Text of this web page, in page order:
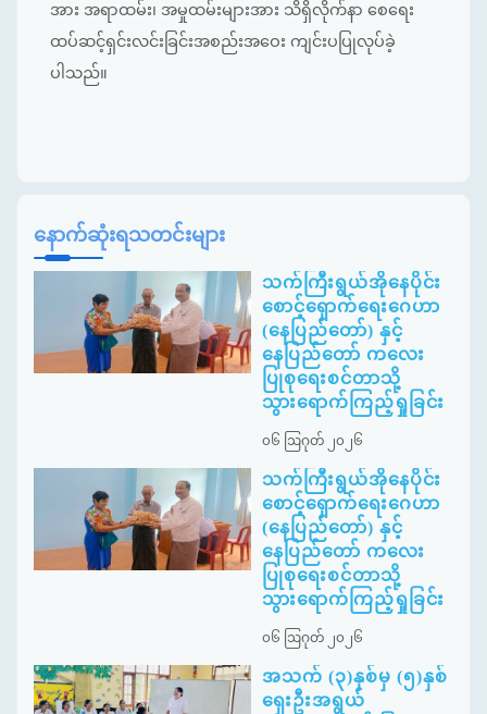
အား အရာထမ်း၊ အမှုထမ်းများအား သိရှိလိုက်နာ စေရေး
ထပ်ဆင့်ရှင်းလင်းခြင်းအစည်းအဝေး ကျင်းပပြုလုပ်ခဲ့
ပါသည်။
နောက်ဆုံးရသတင်းများ
သက်ကြီးရွယ်အိုနေပိုင်း
စောင့်ရှောက်ရေးဂေဟာ
(နေပြည်တော်) နှင့်
နေပြည်တော် ကလေး
ပြုစုရေးစင်တာသို့
သွားရောက်ကြည့်ရှုခြင်း
၀၆ ဩဂုတ် ၂၀၂၆
သက်ကြီးရွယ်အိုနေပိုင်း
စောင့်ရှောက်ရေးဂေဟာ
(နေပြည်တော်) နှင့်
နေပြည်တော် ကလေး
ပြုစုရေးစင်တာသို့
သွားရောက်ကြည့်ရှုခြင်း
၀၆ ဩဂုတ် ၂၀၂၆
အသက် (၃)နှစ်မှ (၅)နှစ်
ရှေးဦးအရွယ်